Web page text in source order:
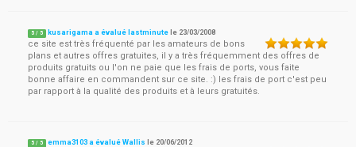
5 / 5 kusarigama a évalué lastminute le 23/03/2008
ce site est très fréquenté par les amateurs de bons
plans et autres offres gratuites, il y a très fréquemment des offres de
produits gratuits ou l'on ne paie que les frais de ports, vous faite
bonne affaire en commandent sur ce site. :) les frais de port c'est peu
par rapport à la qualité des produits et à leurs gratuités.
5 / 5 emma3103 a évalué Wallis le 20/06/2012